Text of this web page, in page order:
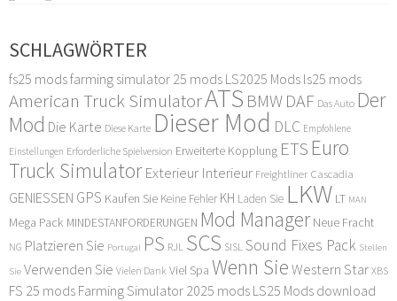
SCHLAGWÖRTER
fs25 modsfarming simulator 25 mods LS2025 Mods ls25 mods
American Truck SimulatorATS BMW DAF Das Auto Der
Mod Die Karte Diese Karte Dieser Mod DLC Empfohlene
Einstellungen Erforderliche Spielversion Erweiterte Kopplung ETS Euro
Truck Simulator Exterieur Interieur Freightliner Cascadia
GENIESSEN GPS Kaufen Sie Keine Fehler KH Laden Sie LKW LT MAN
Mega Pack MINDESTANFORDERUNGEN Mod Manager Neue Fracht
NG Platzieren Sie Portugal PS RJL SCS SISLSound Fixes Pack Stellen
Sie Verwenden Sie Vielen Dank Viel Spa Wenn Sie Western Star XBS
FS 25 mods Farming Simulator 2025 mods LS25 Mods download